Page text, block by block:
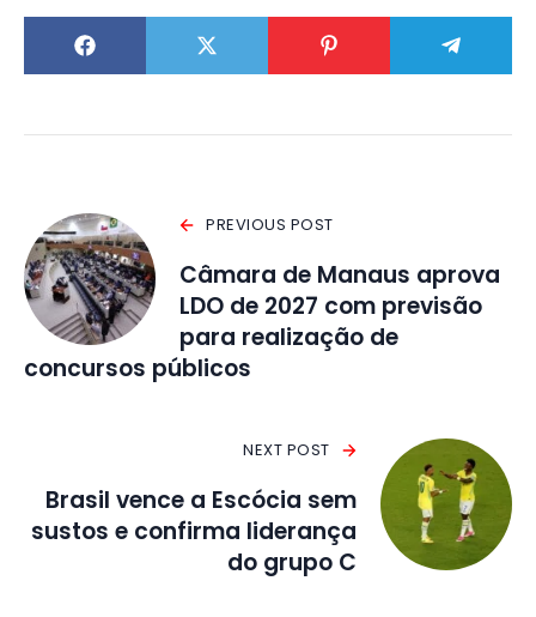
PREVIOUS POST
Câmara de Manaus aprova
LDO de 2027 com previsão
para realização de
concursos públicos
NEXT POST
Brasil vence a Escócia sem
sustos e confirma liderança
do grupo C